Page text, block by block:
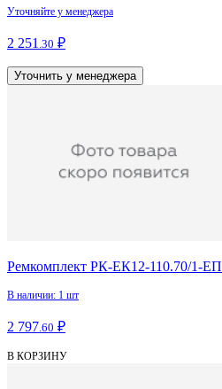
Уточняйте у менеджера
2 251 .30 ₽
Уточнить у менеджера
Ремкомплект РК-ЕК12-110.70/1-ЕП
В наличии: 1 шт
2 797.60 ₽
В КОРЗИНУ